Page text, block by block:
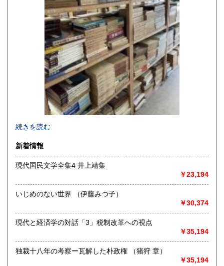
1,500円
-
沿線名：-
最寄駅：-
営業時間：-
定休日：-
書籍の買取について
取り扱い分野
総記、哲学宗教、歴史、社会科学、自然科学、美術工芸、国
語国文、外国文学、古典籍、近代文献、趣味、外国書、サブ
カルチャー、古書一般（その他）
続きを読む
新着情報
現代国民文学全集4 井上靖集
￥23,194
いじめのない世界 （伊藤みつ子）
￥30,374
現代と経済学の対話「3」税制改革への視点
￥35,194
独裁十八年の考察ー瓦解した朴政権 （猪狩 章）
￥35,194